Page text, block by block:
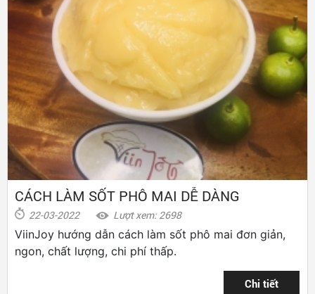
CÁCH LÀM SỐT PHÔ MAI DỄ DÀNG
22-03-2022 Lượt xem: 2698
ViinJoy hướng dẫn cách làm sốt phô mai đơn giản,
ngon, chất lượng, chi phí thấp.